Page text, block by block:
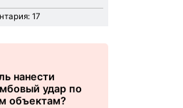
17
нанести
удар по
объектам?